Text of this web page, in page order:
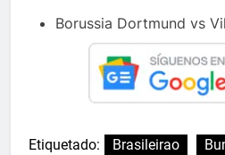
Borussia Dortmund vs
Etiquetado: Brasileirao